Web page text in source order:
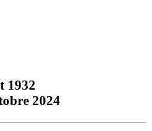
1932
2024